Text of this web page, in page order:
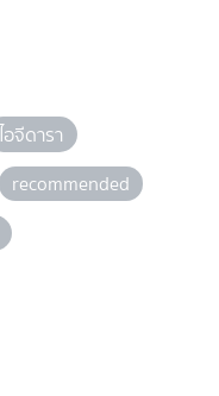
ไอจีดารา
recommended